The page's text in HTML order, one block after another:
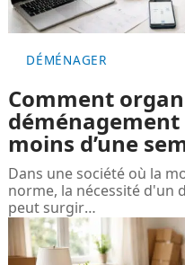
DÉMÉNAGER
Comment
déménagement
moins d’une
Dans une société où la
norme, la nécessité d'un
peut surgir…